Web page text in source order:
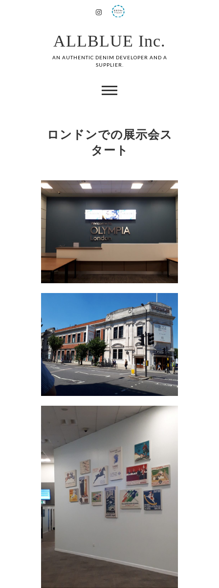
ALLBLUE Inc.
AN AUTHENTIC DENIM DEVELOPER AND A
SUPPLIER.
ロンドンでの展示会ス
タート